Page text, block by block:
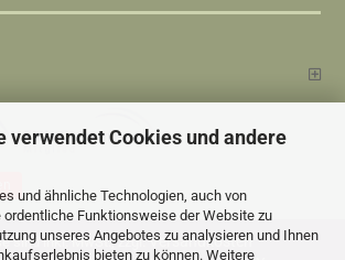
verwendet Cookies und andere
und ähnliche Technologien, auch von
ordentliche Funktionsweise der Website zu
unseres Angebotes zu analysieren und Ihnen
bieten zu können. Weitere
sind inkl. MwSt., zzgl.Versandkosten